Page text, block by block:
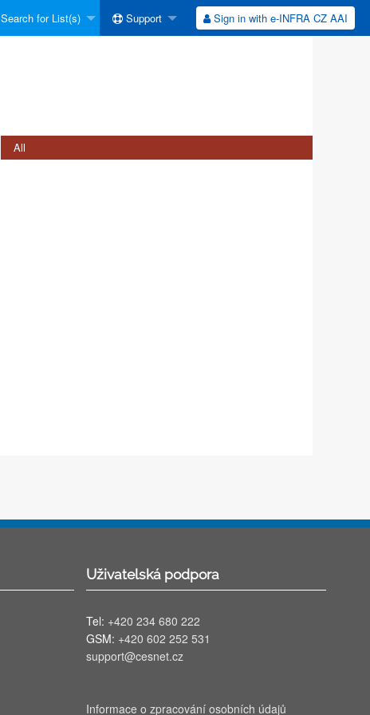
Search for List(s) Support Sign in with e-INFRA CZ AAI
All
Uživatelská podpora
Tel: +420 234 680 222
GSM: +420 602 252 531
support@cesnet.cz
Informace o zpracování osobních údajů